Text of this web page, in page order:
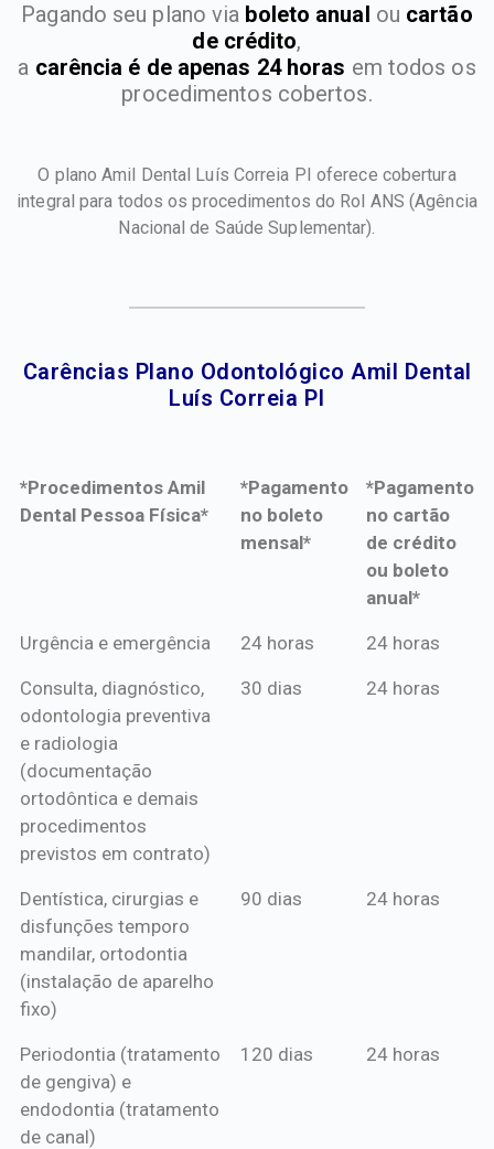
Pagando seu plano via boleto anual ou cartão
de crédito,
a carência é de apenas 24 horas em todos os
procedimentos cobertos.
O plano Amil Dental Luís Correia PI oferece cobertura
integral para todos os procedimentos do Rol ANS (Agência
Nacional de Saúde Suplementar).
Carências Plano Odontológico Amil Dental
Luís Correia PI​
*Procedimentos Amil
Dental Pessoa Física*
*Pagamento
no boleto
mensal*
*Pagamento
no cartão
de crédito
ou boleto
anual*
*Procedimentos Amil
*Pagamento
mensal*
*Pagamento
de crédito
Urgência e emergência 24 horas 24 horas
Consulta, diagnóstico,
odontologia preventiva
e radiologia
(documentação
ortodôntica e demais
procedimentos
previstos em contrato)
30 dias 24 horas
Dentística, cirurgias e
disfunções temporo
mandilar, ortodontia
(instalação de aparelho
fixo)
90 dias 24 horas
Periodontia (tratamento
de gengiva) e
endodontia (tratamento
de canal)
120 dias 24 horas